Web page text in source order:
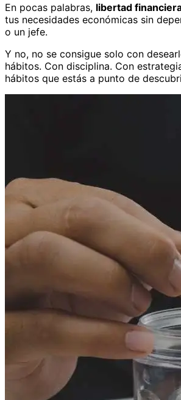
En pocas palabras, libertad
tus necesidades económicas sin
o un jefe.
Y no, no se consigue solo con
hábitos. Con disciplina. Con
hábitos que estás a punto de